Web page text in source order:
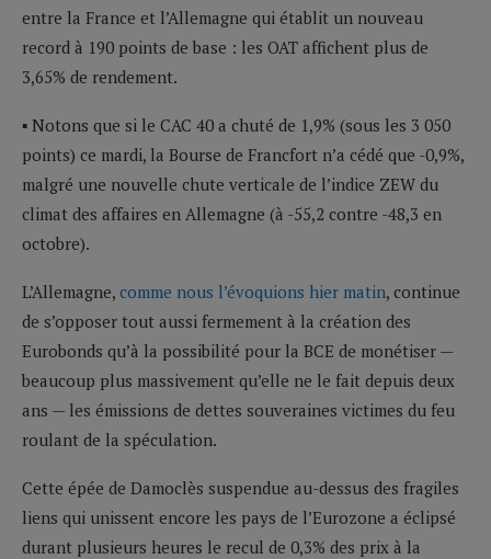
entre la France et l’Allemagne qui établit un nouveau
record à 190 points de base : les OAT affichent plus de
3,65% de rendement.
▪ Notons que si le CAC 40 a chuté de 1,9% (sous les 3 050
points) ce mardi, la Bourse de Francfort n’a cédé que -0,9%,
malgré une nouvelle chute verticale de l’indice ZEW du
climat des affaires en Allemagne (à -55,2 contre -48,3 en
octobre).
L’Allemagne, comme nous l’évoquions hier matin, continue
de s’opposer tout aussi fermement à la création des
Eurobonds qu’à la possibilité pour la BCE de monétiser —
beaucoup plus massivement qu’elle ne le fait depuis deux
ans — les émissions de dettes souveraines victimes du feu
roulant de la spéculation.
Cette épée de Damoclès suspendue au-dessus des fragiles
liens qui unissent encore les pays de l’Eurozone a éclipsé
durant plusieurs heures le recul de 0,3% des prix à la